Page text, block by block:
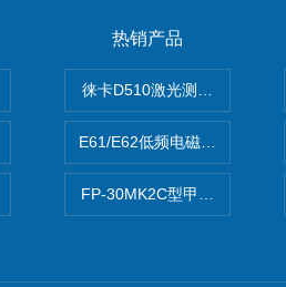
热销产品
徕卡D510激光测距仪
E61/E62低频电磁场强度分析
FP-30MK2C型甲醛检测仪